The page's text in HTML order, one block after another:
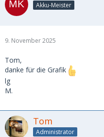
Akku-Meister
9. November 2025
Tom,
danke für die Grafik
lg
M.
Tom
Administrator